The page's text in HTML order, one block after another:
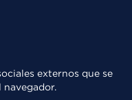
externos que se
navegador.